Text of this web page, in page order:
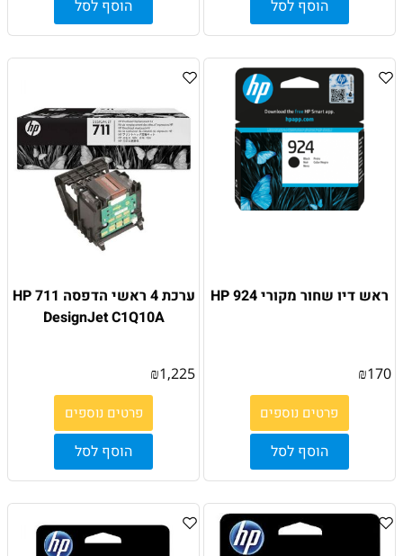
הוסף לסל הוסף לסל
ראש דיו שחור מקורי HP 924
₪170
פרטים נוספים
הוסף לסל
ערכת 4 ראשי הדפסה HP 711
DesignJet C1Q10A
₪1,225
פרטים נוספים
הוסף לסל